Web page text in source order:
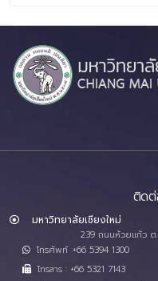
ติดต่
มหาวิทยาลัยเชียงใหม่
239 ถนนห้วยแก้ว ต.
โทรศัพท์ :+66 5394 1300
โทรสาร : +66 5321 7143